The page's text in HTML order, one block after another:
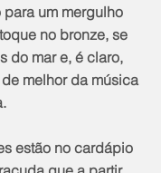
um mergulho
no bronze, se
do mar e, é claro,
melhor da música
estão no cardápio